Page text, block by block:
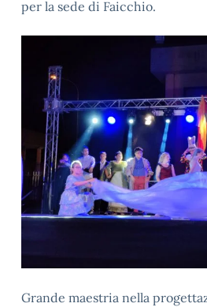
per la sede di Faicchio.
Grande maestria nella